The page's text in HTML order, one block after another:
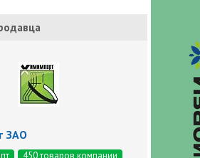
ЗАО
450 товаров компании